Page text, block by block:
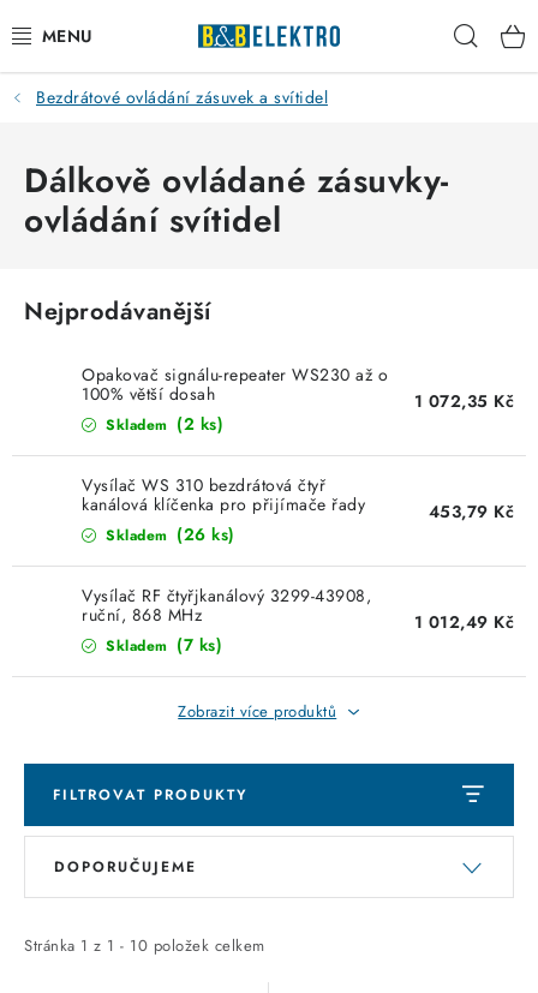
na
obsah
Reklamace / Vrácení zboží
Blog
Kontakty
ELEKTROMATERIÁL
JISTIČE
KABELY
ŽÁROVKY
OHŘÍVAČE VODY
CHYTRÁ DOMÁCNOST
Bezdrátové ovládání zásuvek a svítidel
Dálkově ovládané zásuvky-
ovládání svítidel
Nejprodávanější
Opakovač signálu-repeater WS230 až o
100% větší dosah
Skladem (2 ks)
1 072,35 Kč
Vysílač WS 310 bezdrátová čtyř
kanálová klíčenka pro přijímače řady
WS3xxSkladem (26 ks)
453,79 Kč
Vysílač RF čtyřjkanálový 3299-43908,
ruční, 868 MHz
Skladem (7 ks)
1 012,49 Kč
Zobrazit více produktů
FILTROVAT PRODUKTY
V
i
Stránka 1 z 1 - 10 položek celkem
Ř
e
DOPORUČUJEME